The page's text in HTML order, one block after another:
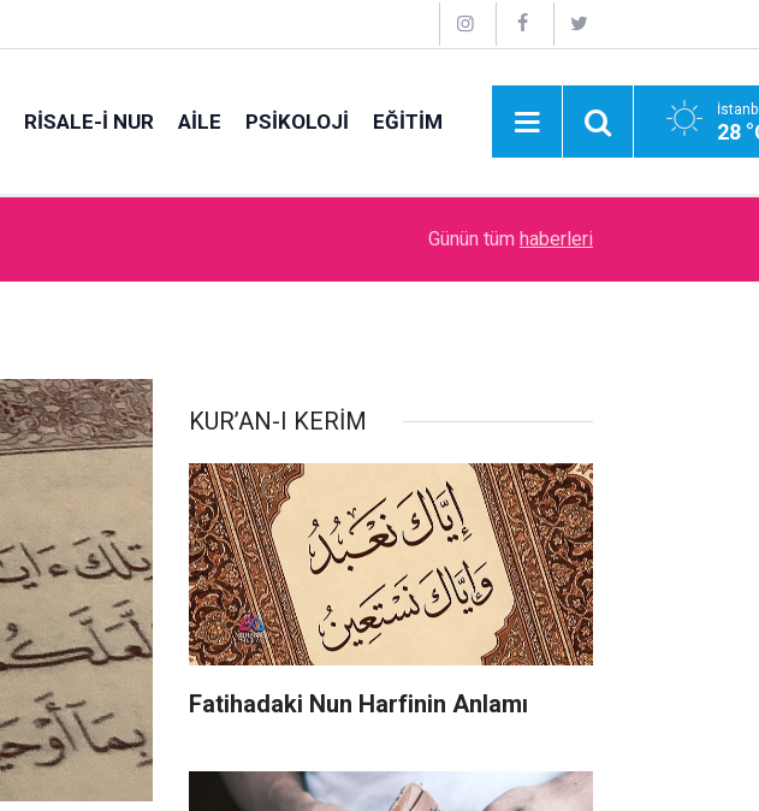
RİSALE-İ NUR AİLE PSİKOLOJİ EĞİTİM 28
Zenginlik ve Fakirlikle Olan İmtihan
Günün tüm haberleri
KUR’AN-I KERİM
Fatihadaki Nun Harfinin Anlamı